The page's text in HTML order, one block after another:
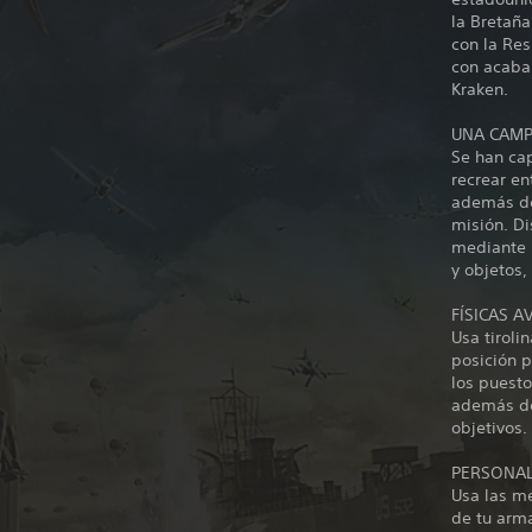
la
con la
con
Kraken.
UNA
Se han
recrear
además
misión.
mediante
y objetos,
FÍSICAS
Usa
posición
los
además
objetivos.
Usa las
de tu